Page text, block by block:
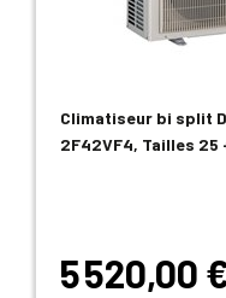
Climatiseur bi split
2F42VF4, Tailles 25
5 520,00